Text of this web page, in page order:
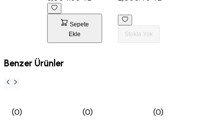
Sepete
Ekle
Stokta Yok
Benzer Ürünler
(0)
(0)
(0)